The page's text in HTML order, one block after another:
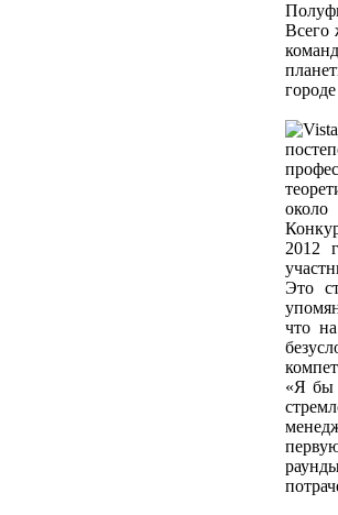
Всего
около
2012
Это
что
«Я бы